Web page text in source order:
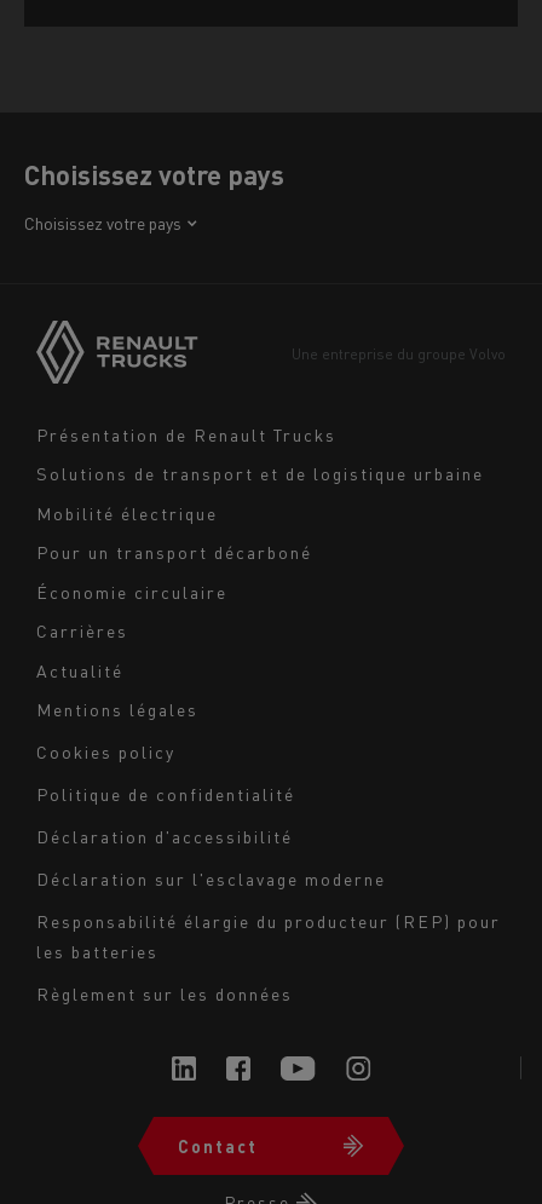
Choisissez votre pays
Choisissez votre pays
Europe
Navigation
footer
Présentation de Renault Trucks
Solutions de transport et de logistique urbaine
Mobilité électrique
Pour un transport décarboné
Économie circulaire
Carrières
Actualité
Une entreprise du groupe Volvo
bas
de
page
-
Milieu
Mentions légales
Cookies policy
Politique de confidentialité
Déclaration d'accessibilité
Déclaration sur l'esclavage moderne
Responsabilité élargie du producteur (REP) pour
les batteries
Règlement sur les données
Navigation
Contact